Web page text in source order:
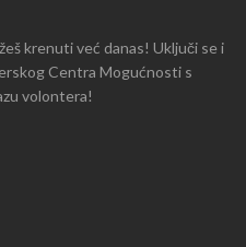
krenuti već danas! Uključi se i
Centra Mogućnosti s
volontera!